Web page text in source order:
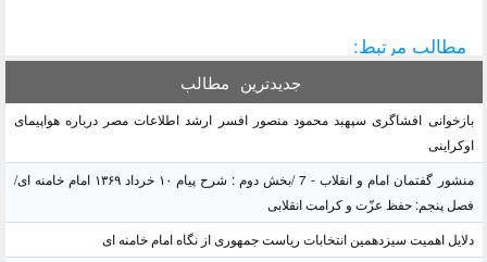
مطالب مرتبط:
جدیدترین مطالب
بازخوانی افشاگری سپهبد محمود منصور افسر ارشد اطلاعات مصر درباره هواپیمای
اوکراینی
منشور گفتمان امام و انقلاب - 7 /بخش دوم : شرح پیام ۱۰ خرداد ۱۳۶۹ امام خامنه ای/
فصل پنجم: حفظ عزّت و کرامت انقلابی
دلایل اهمیت سیزدهمین انتخابات ریاست جمهوری از نگاه امام خامنه ای